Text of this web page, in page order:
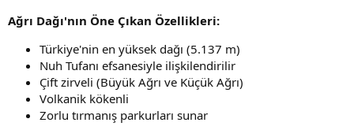
Ağrı Dağı'nın Öne Çıkan Özellikleri:
Türkiye'nin en yüksek dağı (5.137 m)
Nuh Tufanı efsanesiyle ilişkilendirilir
Çift zirveli (Büyük Ağrı ve Küçük Ağrı)
Volkanik kökenli
Zorlu tırmanış parkurları sunar